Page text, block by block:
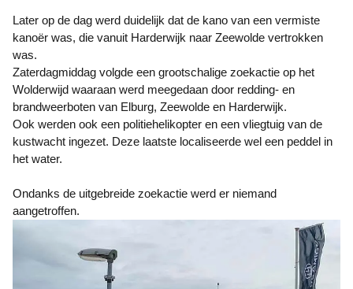
Later op de dag werd duidelijk dat de kano van een vermiste
kanoër was, die vanuit Harderwijk naar Zeewolde vertrokken
was.
Zaterdagmiddag volgde een grootschalige zoekactie op het
Wolderwijd waaraan werd meegedaan door redding- en
brandweerboten van Elburg, Zeewolde en Harderwijk.
Ook werden ook een politiehelikopter en een vliegtuig van de
kustwacht ingezet. Deze laatste localiseerde wel een peddel in
het water.
Ondanks de uitgebreide zoekactie werd er niemand
aangetroffen.